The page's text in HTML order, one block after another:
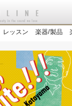
レッスン 楽器/製品